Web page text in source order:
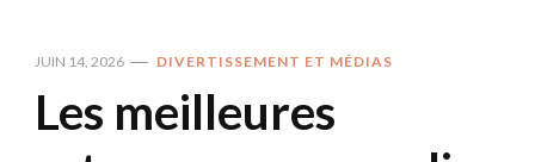
JUIN 14, 2026 DIVERTISSEMENT ET MÉDIAS
Les meilleures